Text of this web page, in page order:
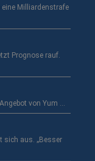
Milliardenstrafe
Prognose rauf.
von Yum …
sich aus. „Besser